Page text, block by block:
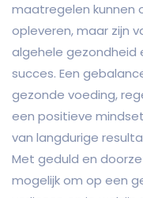
maatregelen kunnen
opleveren, maar zijn
algehele gezondheid
succes. Een
gezonde voeding,
een positieve
van langdurige
Met geduld en
mogelijk om op een